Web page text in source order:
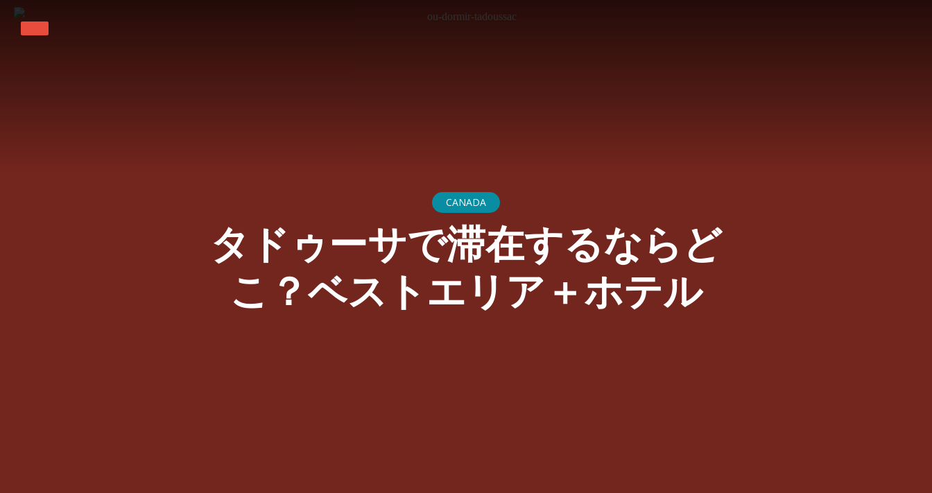
CANADA
タドゥーサで滞在するならど
こ？ベストエリア＋ホテル